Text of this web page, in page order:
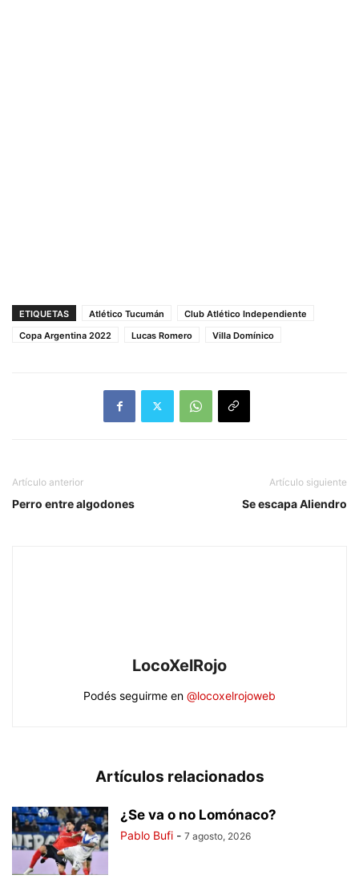
ETIQUETAS Atlético Tucumán
Club Atlético Independiente
Copa Argentina 2022
Lucas Romero Villa Domínico
Artículo anterior
Perro entre algodones
Artículo siguiente
Se escapa Aliendro
LocoXelRojo
Podés seguirme en @locoxelrojoweb
Artículos relacionados
¿Se va o no Lomónaco?
Pablo Bufi - 7 agosto, 2026